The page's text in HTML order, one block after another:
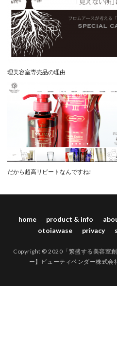
理美容室専売品の理由
だから超高リピートなんですね!
home product & info
otoiawase
privacy
Copyright © 2020「繁盛する美容室
ー】ビューティベンダー株式